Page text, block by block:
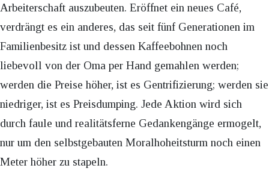
Arbeiterschaft auszubeuten. Eröffnet ein neues Café,
verdrängt es ein anderes, das seit fünf Generationen im
Familienbesitz ist und dessen Kaffeebohnen noch
liebevoll von der Oma per Hand gemahlen werden;
werden die Preise höher, ist es Gentrifizierung; werden sie
niedriger, ist es Preisdumping. Jede Aktion wird sich
durch faule und realitätsferne Gedankengänge ermogelt,
nur um den selbstgebauten Moralhoheitsturm noch einen
Meter höher zu stapeln.